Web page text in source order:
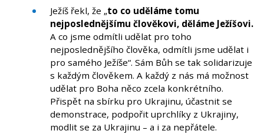
Ježíš řekl, že „to co uděláme tomu
nejposlednějšímu člověkovi, děláme Ježíšovi.
A co jsme odmítli udělat pro toho
nejposlednějšího člověka, odmítli jsme udělat i
pro samého Ježíše“. Sám Bůh se tak solidarizuje
s každým člověkem. A každý z nás má možnost
udělat pro Boha něco zcela konkrétního.
Přispět na sbírku pro Ukrajinu, účastnit se
demonstrace, podpořit uprchlíky z Ukrajiny,
modlit se za Ukrajinu – a i za nepřátele.